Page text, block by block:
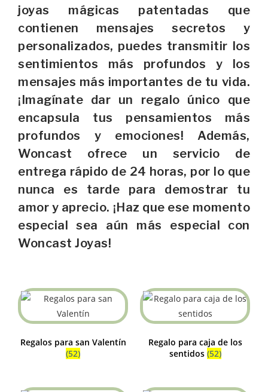
joyas mágicas patentadas que
contienen mensajes secretos y
personalizados, puedes transmitir los
sentimientos más profundos y los
mensajes más importantes de tu vida.
¡Imagínate dar un regalo único que
encapsula tus pensamientos más
profundos y emociones! Además,
Woncast ofrece un servicio de
entrega rápido de 24 horas, por lo que
nunca es tarde para demostrar tu
amor y aprecio. ¡Haz que ese momento
especial sea aún más especial con
Woncast Joyas!
Regalos para san Valentín
(52)
Regalo para caja de los
sentidos (52)